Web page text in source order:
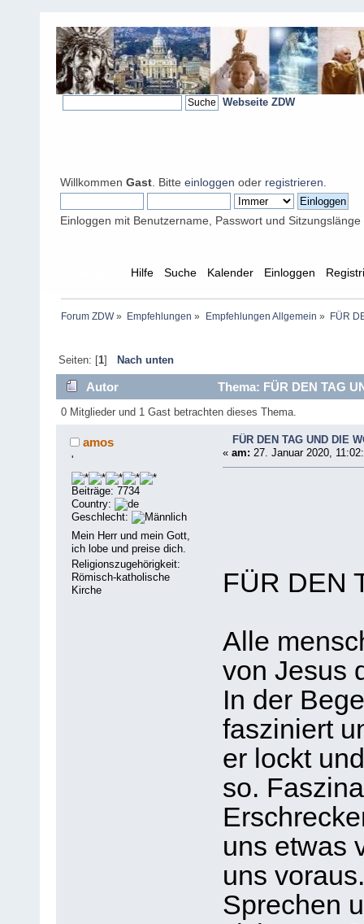
Webseite ZDW
Willkommen Gast . Bitte einloggen oder registrieren
Einloggen mit Benutzername, Passwort und Sitzungslänge
Hilfe Suche Kalender Einloggen
Forum ZDW» Empfehlungen » Empfehlungen Allgemein » FÜR
Seiten: [1] Nach unten
Autor Thema: FÜR DEN TAG
0 Mitglieder und 1 Gast betrachten dieses Thema.
amos
'
Beiträge: 7734
Country:
Geschlecht:
Mein Herr und mein Gott,
ich lobe und preise dich.
Religionszugehörigkeit:
Römisch-katholische
Kirche
FÜR DEN TAG UND DIE
« am: 27. Januar 2020,
FÜR DEN
Alle
von Jesus
In der
fasziniert
er lockt
so.
uns etwas
uns
Sprechen